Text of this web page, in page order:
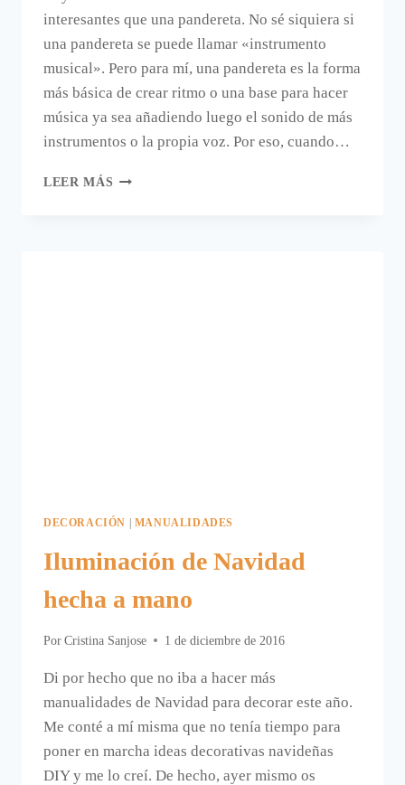
interesantes que una pandereta. No sé siquiera si
una pandereta se puede llamar «instrumento
musical». Pero para mí, una pandereta es la forma
más básica de crear ritmo o una base para hacer
música ya sea añadiendo luego el sonido de más
instrumentos o la propia voz. Por eso, cuando…
LEER MÁS UNA
DECORACIÓN MANUALIDADES
Iluminación de Navidad
hecha a mano
Por Cristina Sanjose 1 de diciembre de 2016
Di por hecho que no iba a hacer más
manualidades de Navidad para decorar este año.
Me conté a mí misma que no tenía tiempo para
poner en marcha ideas decorativas navideñas
DIY y me lo creí. De hecho, ayer mismo os